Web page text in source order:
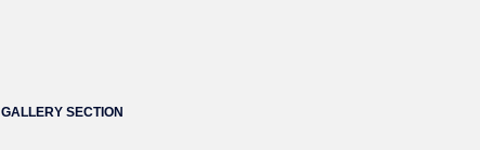
GALLERY SECTION